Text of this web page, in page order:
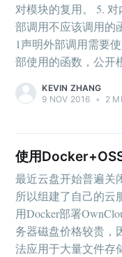
对模块的复用。 5.
部调用不应该调用的
1声明外部调用需要
部使用的函数，公开
KEVIN ZHANG
9 NOV 2016 • 2
使用
最近云盘开始普遍关
所以组建了自己的云
用Docker部署
务器磁盘价格较贵，
法应用于大量文件存